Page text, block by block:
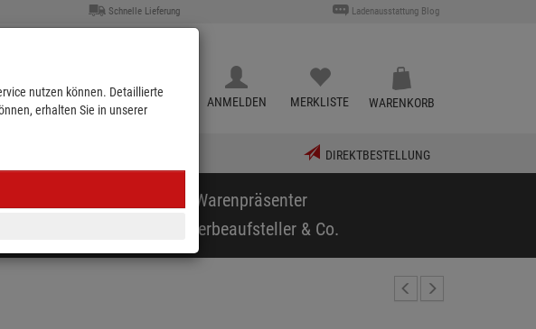
Schnelle Lieferung Ladenausstattung Blog
ANMELDEN MERKLISTE WARENKORB
DIREKTBESTELLUNG
Schaufensterpuppen & Warenpräsenter
Werbeaufsteller & Co.
nutzen können. Detaillierte
erhalten Sie in unserer